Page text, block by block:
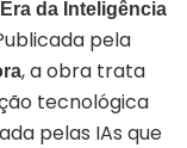
da Inteligência
pela
, a obra trata
tecnológica
pelas IAs que